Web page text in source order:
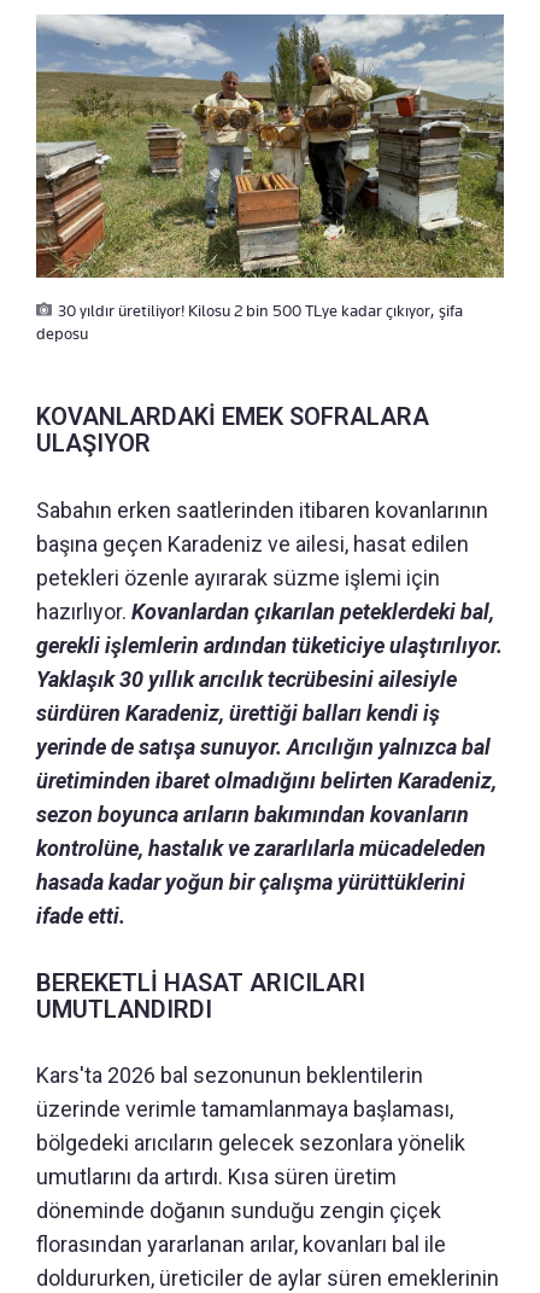
30 yıldır üretiliyor! Kilosu 2 bin 500 TLye kadar çıkıyor, şifa
deposu
KOVANLARDAKİ EMEK SOFRALARA
ULAŞIYOR
Sabahın erken saatlerinden itibaren kovanlarının
başına geçen Karadeniz ve ailesi, hasat edilen
petekleri özenle ayırarak süzme işlemi için
hazırlıyor. Kovanlardan çıkarılan peteklerdeki bal,
gerekli işlemlerin ardından tüketiciye ulaştırılıyor.
Yaklaşık 30 yıllık arıcılık tecrübesini ailesiyle
sürdüren Karadeniz, ürettiği balları kendi iş
yerinde de satışa sunuyor. Arıcılığın yalnızca bal
üretiminden ibaret olmadığını belirten Karadeniz,
sezon boyunca arıların bakımından kovanların
kontrolüne, hastalık ve zararlılarla mücadeleden
hasada kadar yoğun bir çalışma yürüttüklerini
ifade etti.
BEREKETLİ HASAT ARICILARI
UMUTLANDIRDI
Kars'ta 2026 bal sezonunun beklentilerin
üzerinde verimle tamamlanmaya başlaması,
bölgedeki arıcıların gelecek sezonlara yönelik
umutlarını da artırdı. Kısa süren üretim
döneminde doğanın sunduğu zengin çiçek
florasından yararlanan arılar, kovanları bal ile
doldururken, üreticiler de aylar süren emeklerinin